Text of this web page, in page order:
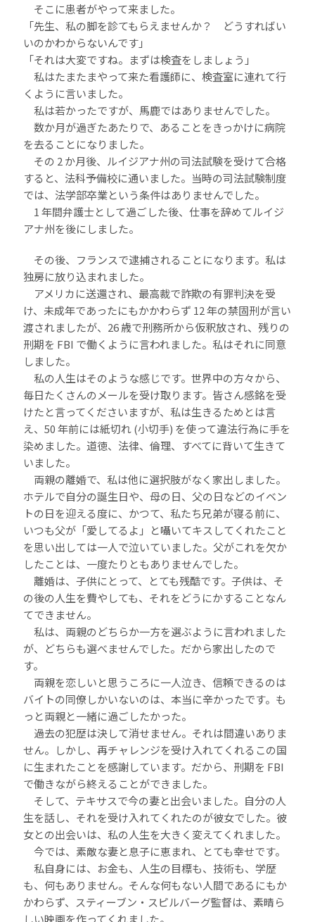
そこに患者がやって来ました。
「先生、私の脚を診てもらえませんか？ どうすればい
いのかわからないんです」
「それは大変ですね。まずは検査をしましょう」
私はたまたまやって来た看護師に、検査室に連れて行
くように言いました。
私は若かったですが、馬鹿ではありませんでした。
数か月が過ぎたあたりで、あることをきっかけに病院
を去ることになりました。
その 2 か月後、ルイジアナ州の司法試験を受けて合格
すると、法科予備校に通いました。当時の司法試験制度
では、法学部卒業という条件はありませんでした。
1 年間弁護士として過ごした後、仕事を辞めてルイジ
アナ州を後にしました。
その後、フランスで逮捕されることになります。私は
独房に放り込まれました。
アメリカに送還され、最高裁で詐欺の有罪判決を受
け、未成年であったにもかかわらず 12 年の禁固刑が言い
渡されましたが、26 歳で刑務所から仮釈放され、残りの
刑期を FBI で働くように言われました。私はそれに同意
しました。
私の人生はそのような感じです。世界中の方々から、
毎日たくさんのメールを受け取ります。皆さん感銘を受
けたと言ってくださいますが、私は生きるためとは言
え、50 年前には紙切れ (小切手) を使って違法行為に手を
染めました。道徳、法律、倫理、すべてに背いて生きて
いました。
両親の離婚で、私は他に選択肢がなく家出しました。
ホテルで自分の誕生日や、母の日、父の日などのイベン
トの日を迎える度に、かつて、私たち兄弟が寝る前に、
いつも父が「愛してるよ」と囁いてキスしてくれたこと
を思い出しては一人で泣いていました。父がこれを欠か
したことは、一度たりともありませんでした。
離婚は、子供にとって、とても残酷です。子供は、そ
の後の人生を費やしても、それをどうにかすることなん
てできません。
私は、両親のどちらか一方を選ぶように言われました
が、どちらも選べませんでした。だから家出したので
す。
両親を恋しいと思うころに一人泣き、信頼できるのは
バイトの同僚しかいないのは、本当に辛かったです。も
っと両親と一緒に過ごしたかった。
過去の犯歴は決して消せません。それは間違いありま
せん。しかし、再チャレンジを受け入れてくれるこの国
に生まれたことを感謝しています。だから、刑期を FBI
で働きながら終えることができました。
そして、テキサスで今の妻と出会いました。自分の人
生を話し、それを受け入れてくれたのが彼女でした。彼
女との出会いは、私の人生を大きく変えてくれました。
今では、素敵な妻と息子に恵まれ、とても幸せです。
私自身には、お金も、人生の目標も、技術も、学歴
も、何もありません。そんな何もない人間であるにもか
かわらず、スティーブン・スピルバーグ監督は、素晴ら
しい映画を作ってくれました。